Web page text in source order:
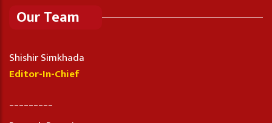
Our Team
Shishir Simkhada
Editor-In-Chief